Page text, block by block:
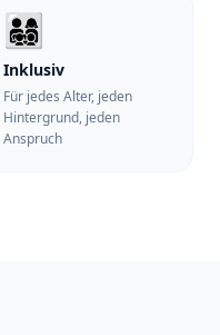
👨‍👩‍👧‍👦
Inklusiv
Für jedes Alter, jeden
Hintergrund, jeden
Anspruch